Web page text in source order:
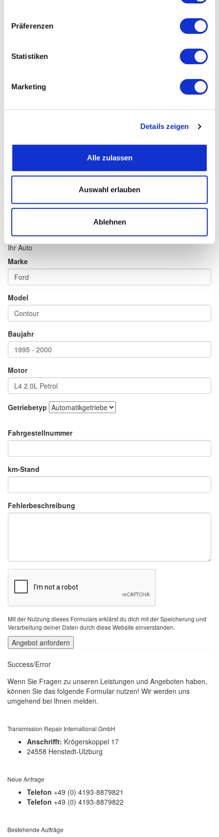
Präferenzen
Statistiken
Marketing
Details zeigen
Alle zulassen
Auswahl erlauben
Ablehnen
Straße und Nummer
Fax
Email
Ihr Auto
Marke
Model
Baujahr
Motor
Getriebetyp
Fahrgestellnummer
km-Stand
Fehlerbeschreibung
Mit der Nutzung dieses Formulars erklärst du dich mit der Speicherung und
Verarbeitung deiner Daten durch diese Website einverstanden.
Success/Error
Wenn Sie Fragen zu unseren Leistungen und Angeboten haben,
können Sie das folgende Formular nutzen! Wir werden uns
umgehend bei Ihnen melden.
Transmission Repair International GmbH
Anschrifft: Krögerskoppel 17
24558 Henstedt-Ulzburg
Neue Anfrage
Telefon +49 (0) 4193-8879821
Telefon +49 (0) 4193-8879822
Bestehende Aufträge